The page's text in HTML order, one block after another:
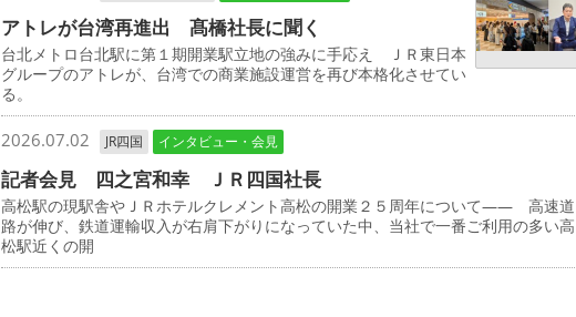
アトレが台湾再進出 髙橋社長に聞く
台北メトロ台北駅に第１期開業駅立地の強みに手応え ＪＲ東日本
グループのアトレが、台湾での商業施設運営を再び本格化させてい
る。
2026.07.02 JR四国 インタビュー・会見
記者会見 四之宮和幸 ＪＲ四国社長
高松駅の現駅舎やＪＲホテルクレメント高松の開業２５周年について―― 高速道
路が伸び、鉄道運輸収入が右肩下がりになっていた中、当社で一番ご利用の多い高
松駅近くの開